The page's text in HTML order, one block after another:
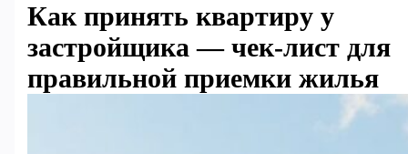
Как принять квартиру у
застройщика — чек-лист для
правильной приемки жилья